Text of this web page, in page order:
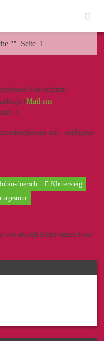
"" Seite 1
Zeit ergänzt!
(Mail ans
3
und -ausflügen
doersch
Klettersteig
wir aktuell leider keine Tour